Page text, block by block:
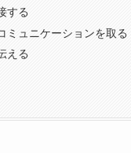
する
ミュニケーションを取る
える